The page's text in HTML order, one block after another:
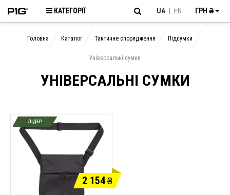
КАТЕГОРІЇ UA EN ГРН ₴
Головна Каталог Тактичне спорядження Підсумки
Універсальні сумки
УНІВЕРСАЛЬНІ СУМКИ
ЛІДЕР
2 154₴